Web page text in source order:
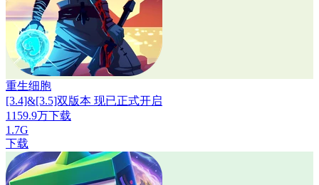
重生细胞
[3.4]&[3.5]双版本 现已正式开启
1159.9万下载
1.7G
下载